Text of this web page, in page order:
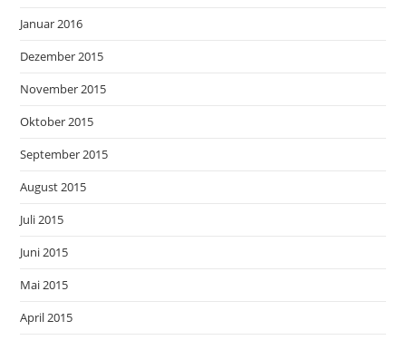
Januar 2016
Dezember 2015
November 2015
Oktober 2015
September 2015
August 2015
Juli 2015
Juni 2015
Mai 2015
April 2015